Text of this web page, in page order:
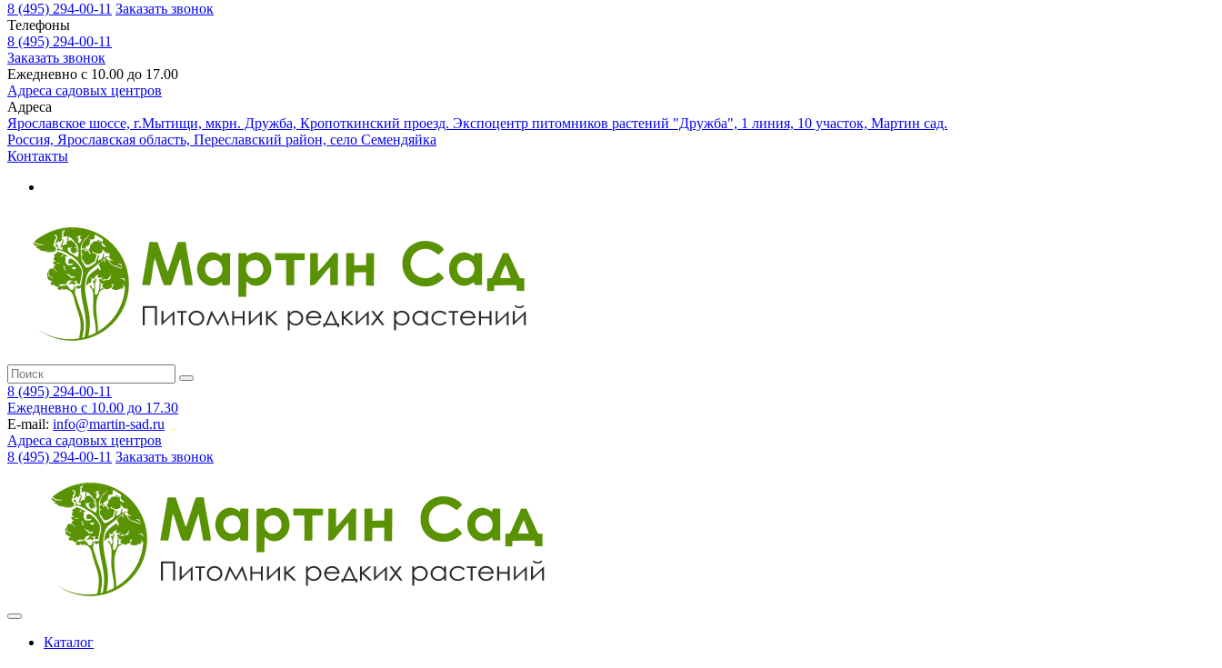
8 (495) 294-00-11 Заказать звонок
Телефоны
8 (495) 294-00-11
Заказать звонок
Ежедневно с 10.00 до 17.00
Адреса садовых центров
Адреса
Ярославское шоссе, г.Мытищи, мкрн. Дружба, Кропоткинский проезд. Экспоцентр питомников растений "Дружба", 1 линия, 10 участок, Мартин сад.
Россия, Ярославская область, Переславский район, село Семендяйка
Контакты
8 (495) 294-00-11
Ежедневно с 10.00 до 17.30
E-mail: info@martin-sad.ru
Адреса садовых центров
8 (495) 294-00-11 Заказать звонок
Каталог